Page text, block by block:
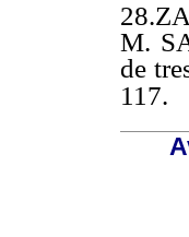
28.
M.
de
117.